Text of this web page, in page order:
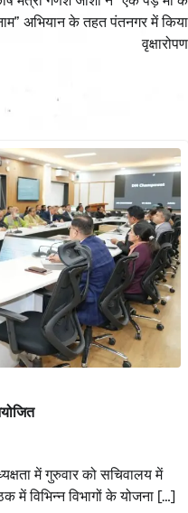
अभियान के तहत पंतनगर में किया
वृक्षारोपण
में गुरुवार को सचिवालय में
में विभिन्न विभागों के योजना […]